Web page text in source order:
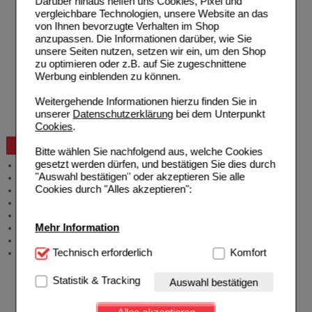
vergleichbare Technologien, unsere Website an das
von Ihnen bevorzugte Verhalten im Shop
anzupassen. Die Informationen darüber, wie Sie
unsere Seiten nutzen, setzen wir ein, um den Shop
zu optimieren oder z.B. auf Sie zugeschnittene
Werbung einblenden zu können.
Weitergehende Informationen hierzu finden Sie in
unserer Datenschutzerklärungbei dem Unterpunkt
Cookies.
Bitte wählen Sie nachfolgend aus, welche Cookies
gesetzt werden dürfen, und bestätigen Sie dies durch
"Auswahl bestätigen" oder akzeptieren Sie alle
Cookies durch "Alles akzeptieren":
Mehr Information
Technisch Notwendig:Hierbei handelt es sich um
Website notwendig sind (z.B. Navigation, Warenkorb,
Kundenkonto), weshalb auf diese nicht verzichtet
werden kann.
Technisch erforderlich Komfort
Statistik & Tracking Auswahl bestätigen
Hilfe zum Bestellvorgang
Zahlungsmöglichkeiten
Rezepte einlösen
Freiumschläge anfordern
Freiumschläge downloaden
Auslandsbestellung
Widerrufsformular
Problembehebung
Beratung und Service
Allgemeine Information
Produktberatung
Meldung Arzneimittelrisiken
Newsletter
Stellenangebote